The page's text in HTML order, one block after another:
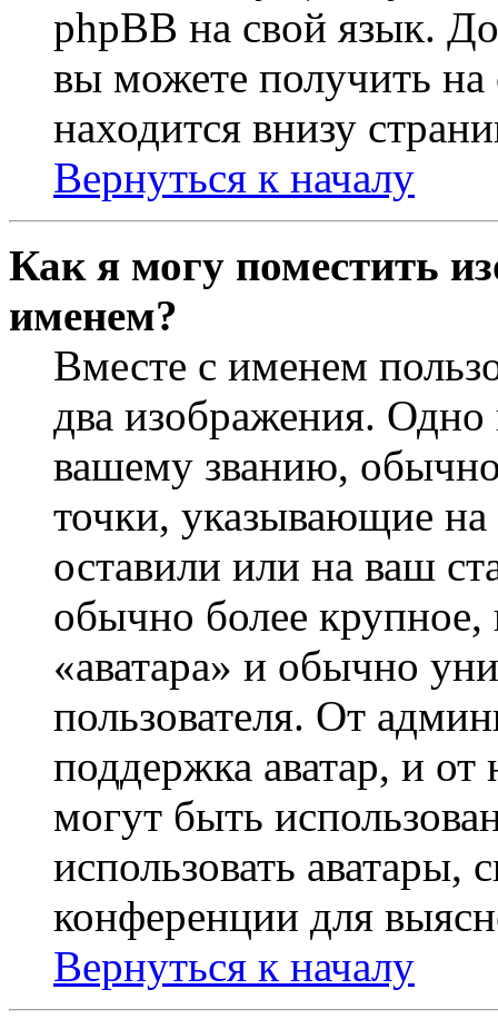
phpBB на свой язык.
вы можете получить на
находится внизу
Вернуться к началу
Как я могу поместить
именем?
Вместе с именем
два изображения.
вашему званию, обычно
точки, указывающие
оставили или на ваш
обычно более крупное,
«аватара» и обычно
пользователя. От
поддержка аватар, и от
могут быть
использовать аватары,
конференции для
Вернуться к началу